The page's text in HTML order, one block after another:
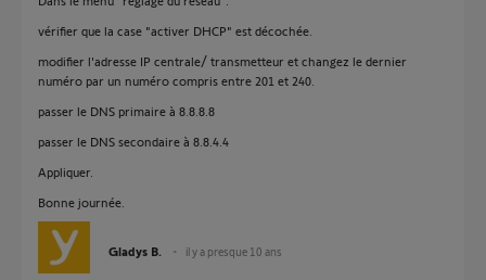
vérifier que la case "activer DHCP" est décochée.
modifier l'adresse IP centrale/ transmetteur et changez le dernier
numéro par un numéro compris entre 201 et 240.
passer le DNS primaire à 8.8.8.8
passer le DNS secondaire à 8.8.4.4
Appliquer.
Bonne journée.
Gladys B. il y a presque 10 ans